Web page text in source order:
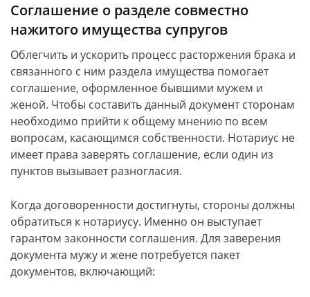
Соглашение о разделе совместно
нажитого имущества супругов
Облегчить и ускорить процесс расторжения брака и
связанного с ним раздела имущества помогает
соглашение, оформленное бывшими мужем и
женой. Чтобы составить данный документ сторонам
необходимо прийти к общему мнению по всем
вопросам, касающимся собственности. Нотариус не
имеет права заверять соглашение, если один из
пунктов вызывает разногласия.
Когда договоренности достигнуты, стороны должны
обратиться к нотариусу. Именно он выступает
гарантом законности соглашения. Для заверения
документа мужу и жене потребуется пакет
документов, включающий: